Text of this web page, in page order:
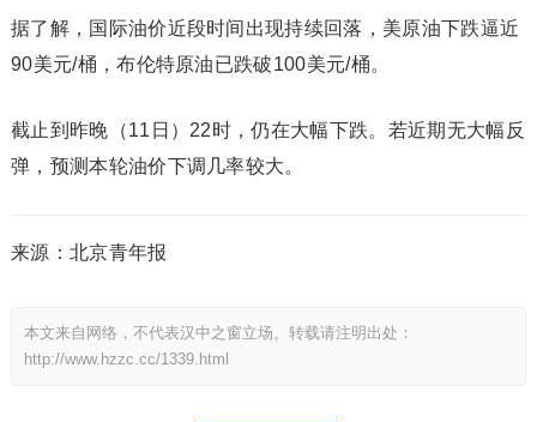
据了解，国际油价近段时间出现持续回落，美原油下跌逼近
90美元/桶，布伦特原油已跌破100美元/桶。
截止到昨晚（11日）22时，仍在大幅下跌。若近期无大幅反
弹，预测本轮油价下调几率较大。
来源：北京青年报
本文来自网络，不代表汉中之窗立场。转载请注明出处：
http://www.hzzc.cc/1339.html